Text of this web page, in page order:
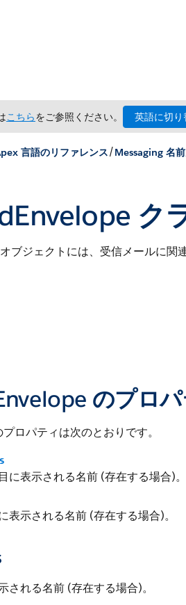
こちらをご参照ください。 英語に切り
言語のリファレンス/Messaging 名
ク
ジェクトには、受信メールに関
のプロパ
プロパティは次のとおりです。
に表示される名前 (存在する場合)。
表示される名前 (存在する場合)。
される名前 (存在する場合)。